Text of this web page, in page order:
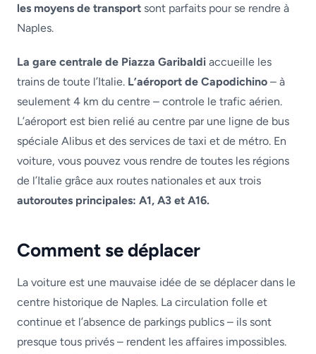
les moyens de transport sont parfaits pour se rendre à
Naples.
La gare centrale de Piazza Garibaldi accueille les
trains de toute l’Italie. L’aéroport de Capodichino – à
seulement 4 km du centre – controle le trafic aérien.
L’aéroport est bien relié au centre par une ligne de bus
spéciale Alibus et des services de taxi et de métro. En
voiture, vous pouvez vous rendre de toutes les régions
de l’Italie grâce aux routes nationales et aux trois
autoroutes principales: A1, A3 et A16.
Comment se déplacer
La voiture est une mauvaise idée de se déplacer dans le
centre historique de Naples. La circulation folle et
continue et l’absence de parkings publics – ils sont
presque tous privés – rendent les affaires impossibles.